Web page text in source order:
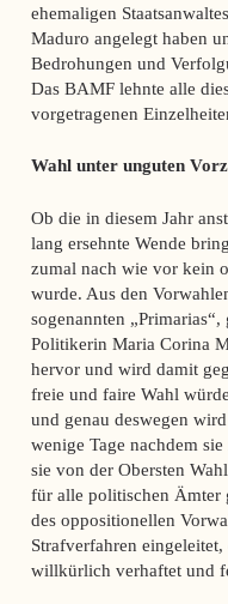
ehemaligen
Maduro angelegt haben
Bedrohungen und
Das BAMF lehnte alle
vorgetragenen
Wahl unter unguten
Ob die in diesem Jahr
lang ersehnte Wende
zumal nach wie vor kein
wurde. Aus den
sogenannten
Politikerin Maria Corina
hervor und wird damit
freie und faire Wahl
und genau deswegen
wenige Tage nachdem
sie von der Obersten
für alle politischen Ämter
des oppositionellen
Strafverfahren
willkürlich verhaftet und